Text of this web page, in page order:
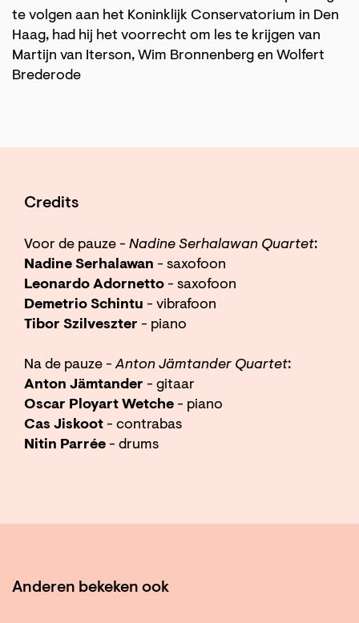
te volgen aan het Koninklijk Conservatorium in Den
Haag, had hij het voorrecht om les te krijgen van
Martijn van Iterson, Wim Bronnenberg en Wolfert
Brederode
Credits
Voor de pauze - Nadine Serhalawan Quartet:
Nadine Serhalawan - saxofoon
Leonardo Adornetto - saxofoon
Demetrio Schintu - vibrafoon
Tibor Szilveszter - piano
Na de pauze -Anton Jämtander Quartet:
Anton Jämtander - gitaar
Oscar Ployart Wetche - piano
Cas Jiskoot - contrabas
Nitin Parrée - drums
Anderen bekeken ook